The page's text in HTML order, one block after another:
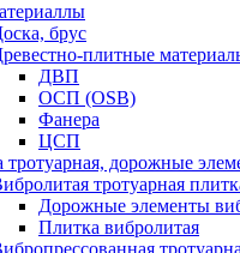
брус
плитные
ДВП
ОСП (OSB)
Фанера
ЦСП
тротуарная, дорожные
тротуарная
Дорожные элементы
Плитка вибролитая